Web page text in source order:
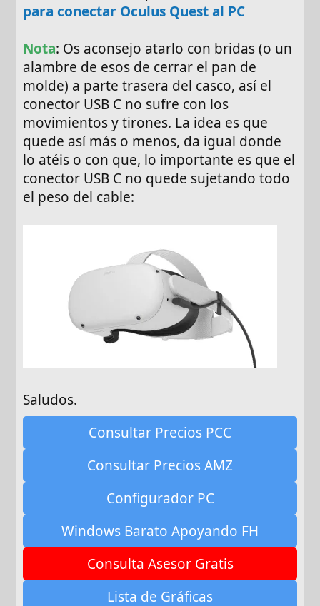
para conectar Oculus Quest al PC
Nota: Os aconsejo atarlo con bridas (o un
alambre de esos de cerrar el pan de
molde) a parte trasera del casco, así el
conector USB C no sufre con los
movimientos y tirones. La idea es que
quede así más o menos, da igual donde
lo atéis o con que, lo importante es que el
conector USB C no quede sujetando todo
el peso del cable:
Saludos.
Consultar Precios PCC
Consultar Precios AMZ
Configurador PC
Windows Barato Apoyando FH
Consulta Asesor Gratis
Lista de Gráficas